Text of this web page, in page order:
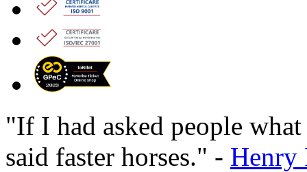
"If I had asked people
said faster horses." - Henry